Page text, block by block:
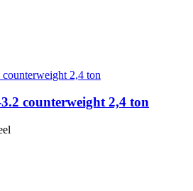
counterweight 2,4 ton